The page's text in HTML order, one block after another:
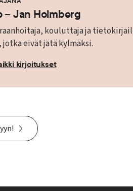
– Jan Holmberg
kouluttaja ja
jotka eivät jätä kylmäksi.
kirjoitukset